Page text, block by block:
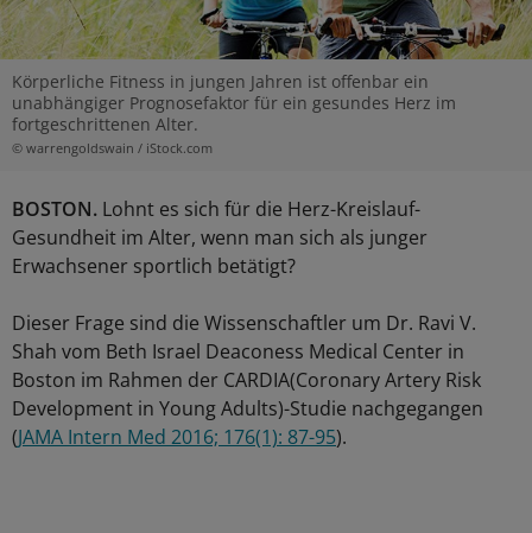
Körperliche Fitness in jungen Jahren ist offenbar ein
unabhängiger Prognosefaktor für ein gesundes Herz im
fortgeschrittenen Alter.
© warrengoldswain / iStock.com
BOSTON. Lohnt es sich für die Herz-Kreislauf-
Gesundheit im Alter, wenn man sich als junger
Erwachsener sportlich betätigt?
Dieser Frage sind die Wissenschaftler um Dr. Ravi V.
Shah vom Beth Israel Deaconess Medical Center in
Boston im Rahmen der CARDIA(Coronary Artery Risk
Development in Young Adults)-Studie nachgegangen
(JAMA Intern Med 2016; 176(1): 87-95).